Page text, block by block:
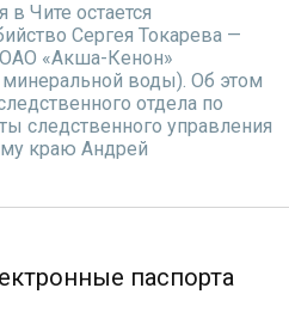
Чите остается
Сергея Токарева —
ОАО «Акша-Кенон»
воды). Об этом
отдела по
следственного управления
краю Андрей
паспорта